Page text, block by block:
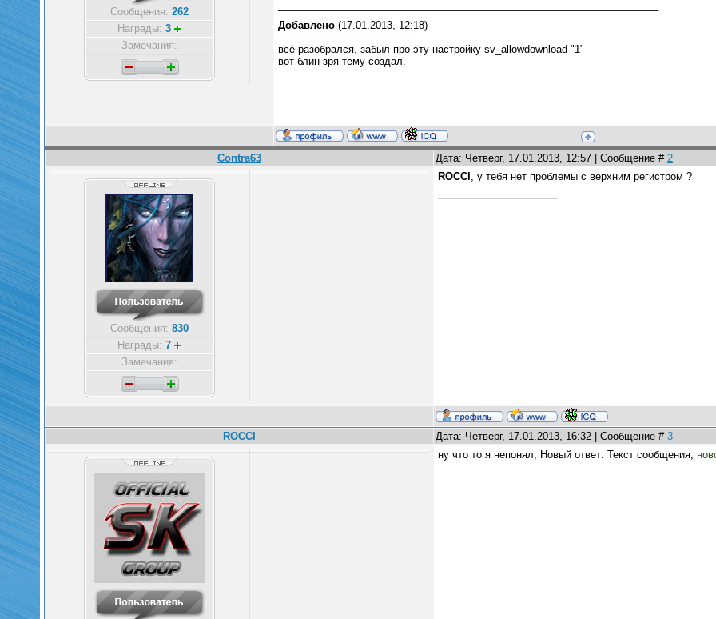
Сообщения: 262
Награды: 3
Замечания:
Добавлено (17.01.2013, 12:18)
---------------------------------------------
всё разобрался, забыл про эту настройку sv_allowdownload "1"
вот блин зря тему создал.
Contra63 Дата: Четверг, 17.01.2013, 12:57 | Сообщение # 2
Сообщения: 830
Награды: 7
Замечания:
ROCCI , у тебя нет проблемы с верхним регистром ?
ROCCI Дата: Четверг, 17.01.2013, 16:32 | Сообщение # 3
ну что то я непонял, Новый ответ: Текст сообщения,